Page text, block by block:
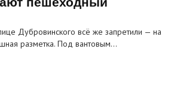
Дубровинского всё же запретили — на
разметка. Под вантовым…